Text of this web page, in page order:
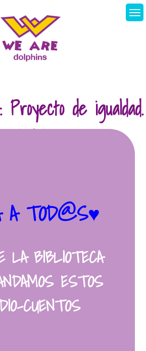
Proyecto de igualdad.
30/03.
A TOD@S♥
LA BIBLIOTECA
ESTOS
CUENTOS